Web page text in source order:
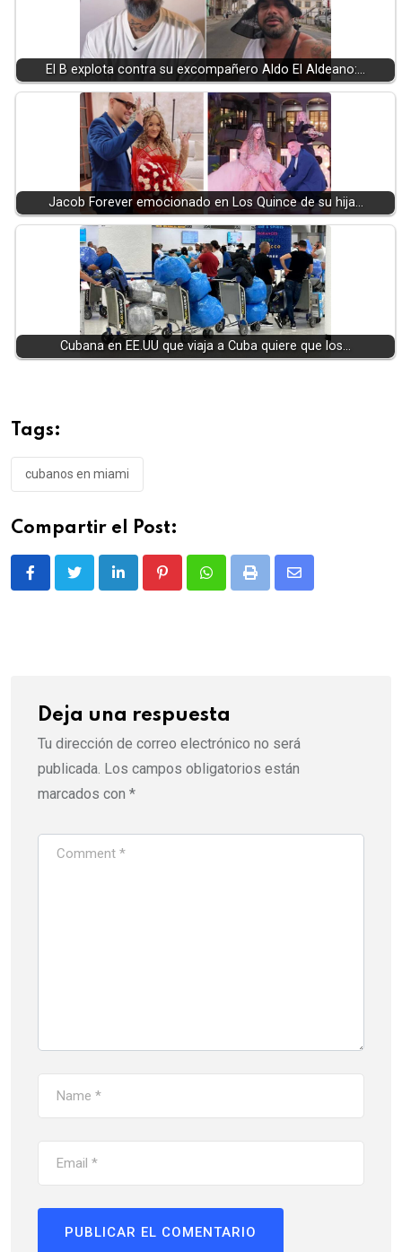
El B explota contra su excompañero Aldo El Aldeano:…
Jacob Forever emocionado en Los Quince de su hija…
Cubana en EE.UU que viaja a Cuba quiere que los…
Tags:
cubanos en miami
Compartir el Post:
LinkedIn PinterestWhatsappPrint
Share
Deja una respuesta
Tu dirección de correo electrónico no será
publicada. Los campos obligatorios están
marcados con *